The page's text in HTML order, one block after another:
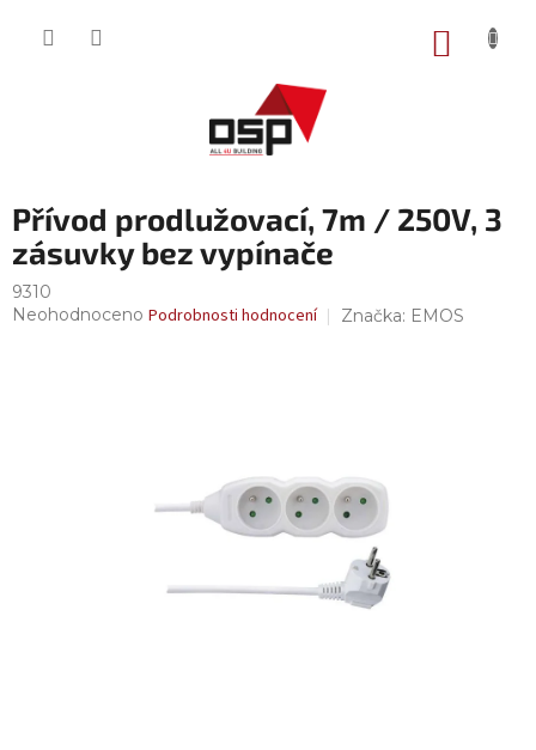
Přívod prodlužovací, 7m / 250V, 3
zásuvky bez vypínače
9310
Průměrné
Neohodnoceno Podrobnosti hodnocení Značka: EMOS